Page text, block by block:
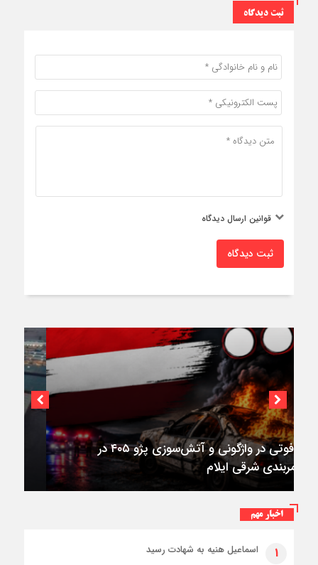
ثبت دیدگاه
قوانین ارسال دیدگاه
ثبت دیدگاه
اختصاصی؛
استقرار ۷۱۴ دستگاه اتوبوس در پایانه برکت مهران
برای بازگشت زائران اربعین+تصاویر
اخبار مهم
۱ اسماعیل هنیه به شهادت رسید